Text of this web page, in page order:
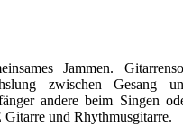
Jammen.
zwischen Gesang
andere beim Singen
und Rhythmusgitarre.